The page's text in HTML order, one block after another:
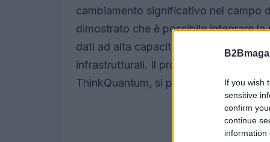
If you wish
sensitive
confirm
continue
information
cambiamento significativo nel campo
dimostrato che è possibile integrare la
dati ad alta capacità su una rete di
infrastrutturali. Il progetto, realizzato
ThinkQuantum, si propone di